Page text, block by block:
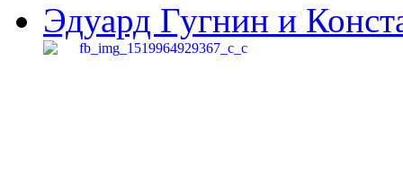
Эдуард Гугнин и